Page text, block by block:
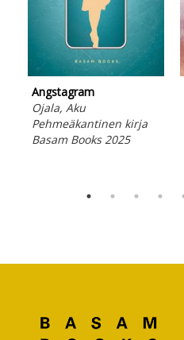
Angstagram
Ojala, Aku
Pehmeäkantinen kirja
Basam Books 2025